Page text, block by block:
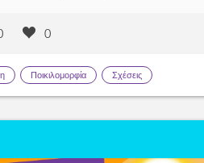
0
Ποικιλομορφία Σχέσεις